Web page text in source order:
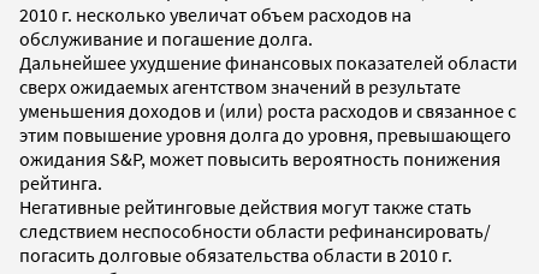
2010 г. несколько увеличат объем расходов на
обслуживание и погашение долга.
Дальнейшее ухудшение финансовых показателей области
сверх ожидаемых агентством значений в результате
уменьшения доходов и (или) роста расходов и связанное с
этим повышение уровня долга до уровня, превышающего
ожидания S&P, может повысить вероятность понижения
рейтинга.
Негативные рейтинговые действия могут также стать
следствием неспособности области рефинансировать/
погасить долговые обязательства области в 2010 г.